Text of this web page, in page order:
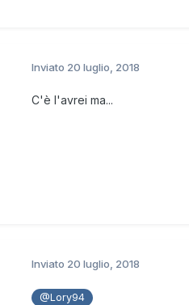
Inviato 20 luglio, 2018
C'è l'avrei ma...
Inviato 20 luglio, 2018
@Lory94